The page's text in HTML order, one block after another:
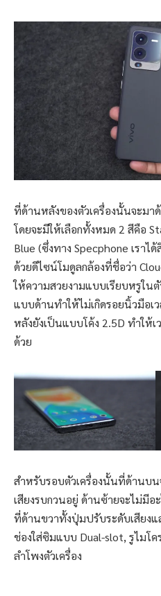
ที่ด้านหลังของตัวเครื่องนั้นจะมา
โดยจะมีให้เลือกทั้งหมด 2 สีคือ
Blue (ซึ่งทาง Specphone เรา
ด้วยดีไซน์โมดูลกล้องที่ชื่อว่า
ให้ความสวยงามแบบเรียบหรูใน
แบบด้านทำให้ไม่เกิดรอยนิ้วมือเ
หลังยังเป็นแบบโค้ง 2.5D ทำให้
ด้วย
สำหรับรอบตัวเครื่องนั้นที่ด้านบ
เสียงรบกวนอยู่ ด้านซ้ายจะไม่มี
ที่ด้านขวาทั้งปุ่มปรับระดับเสียง
ช่องใส่ซิมแบบ Dual-slot, รูไมโ
ลำโพงตัวเครื่อง